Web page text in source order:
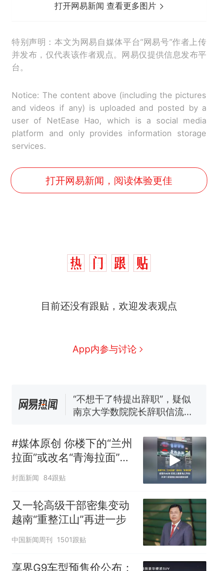
打开网易新闻 查看更多图片
特别声明：本文为网易自媒体平台“网易号”作者上传
并发布，仅代表该作者观点。网易仅提供信息发布平
台。
Notice: The content above (including the pictures
and videos if any) is uploaded and posted by a
user of NetEase Hao, which is a social media
platform and only provides information storage
services.
打开网易新闻，阅读体验更佳
目前还没有跟贴，欢迎发表观点
App内参与讨论
哥士兵搬起大石块投向移民引
协会回应
男子上山采菌偶然发现鸡枞菌
（新京报）
“不想干了特提出辞职”，疑似
南京大学数院院长辞职信流
任院长一职，不清楚辞职信来
源；曾用手绘图做头像
回大海 目击者直呼震惊 （视频
来源：参考消息）
热 西班牙飞地休达边境，摩洛
哥士兵搬起大石块投向移民引
争议，此前一天内数万人从摩
#媒体原创 你楼下的“兰州
拉面”或改名“青海拉面”，
经营约40年，实际上是青
已集体更换招牌
封面新闻 84跟贴
又一轮高级干部密集变动
越南“重整江山”再进一步
中国新闻周刊 1501跟贴
享界G9车型预售价公布：